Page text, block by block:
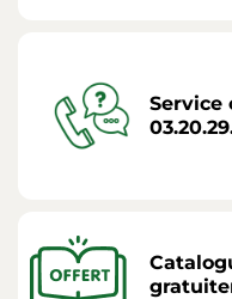
Service